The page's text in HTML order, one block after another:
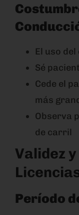
El uso
Sé
Cede el
más
Observa
de carril
Validez
Período